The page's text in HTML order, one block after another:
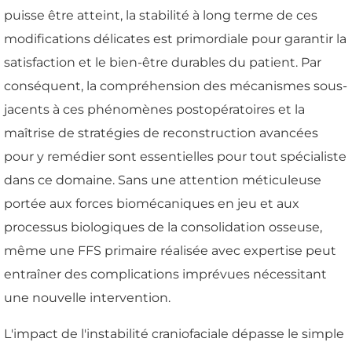
puisse être atteint, la stabilité à long terme de ces
modifications délicates est primordiale pour garantir la
satisfaction et le bien-être durables du patient. Par
conséquent, la compréhension des mécanismes sous-
jacents à ces phénomènes postopératoires et la
maîtrise de stratégies de reconstruction avancées
pour y remédier sont essentielles pour tout spécialiste
dans ce domaine. Sans une attention méticuleuse
portée aux forces biomécaniques en jeu et aux
processus biologiques de la consolidation osseuse,
même une FFS primaire réalisée avec expertise peut
entraîner des complications imprévues nécessitant
une nouvelle intervention.
L'impact de l'instabilité craniofaciale dépasse le simple